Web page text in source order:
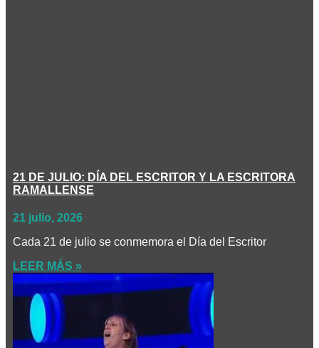
21 DE JULIO: DÍA DEL ESCRITOR Y LA ESCRITORA
RAMALLENSE
21 julio, 2026
Cada 21 de julio se conmemora el Día del Escritor
LEER MÁS »